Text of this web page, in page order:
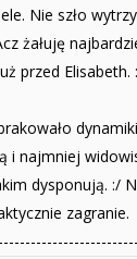
Nie szło
żałuję
przed Elisabeth.
i najmniej
dysponują. :/
zagranie.